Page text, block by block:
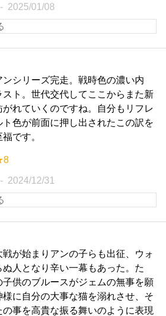
2025/01/08
シリーズ完走。戦時色の濃い内
スト。世代交代してここからまた新
がれていくのですね。自分もリフレ
ト色が前面に押し出されたこの訳を
です。
2024/12/31
が始まりアンの子らも出征、ウォ
ぬ人となり辛い一幕もあった。た
子供のブルースがジェムの無事を願
様に自分の大事な猫を溺れさせ、そ
事を高貴な振る舞いのように表現